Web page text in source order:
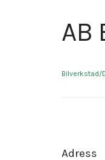
AB
Bilverkstad/
Adress